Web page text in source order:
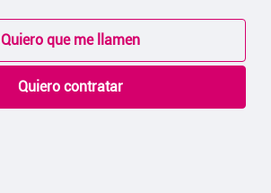
Quiero que me llamen
Quiero contratar